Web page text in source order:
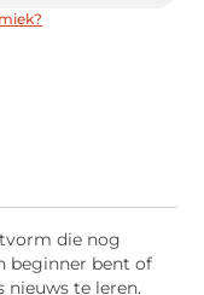
die nog
beginner bent of
nieuws te leren.